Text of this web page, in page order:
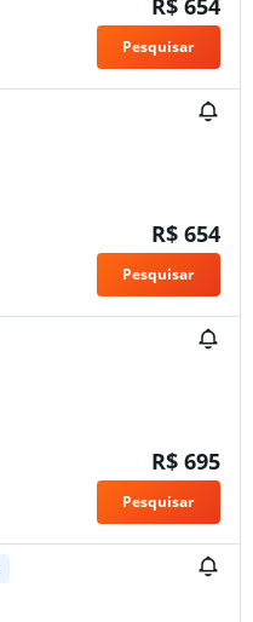
R$ 654
Pesquisar
R$ 654
Pesquisar
R$ 695
Pesquisar